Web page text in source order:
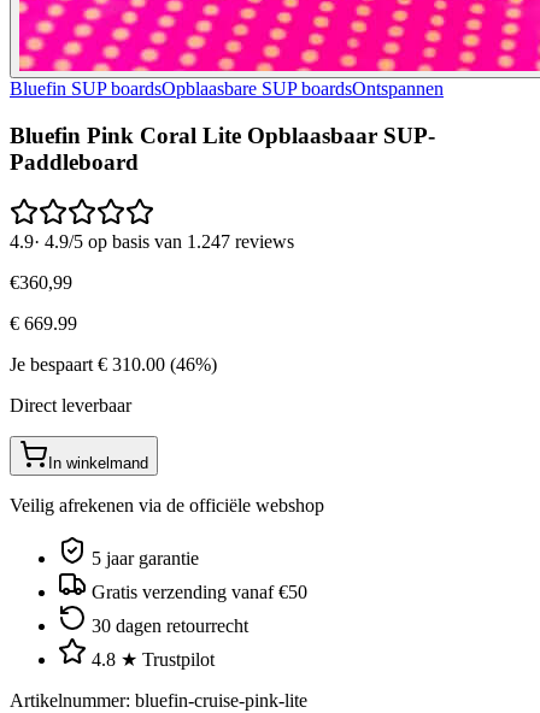
Bluefin SUP boardsOpblaasbare SUP boardsOntspannen
Bluefin Pink Coral Lite Opblaasbaar SUP-
Paddleboard
4.9· 4.9/5 op basis van 1.247 reviews
€360,99
€ 669.99
Je bespaart € 310.00 (46%)
Direct leverbaar
In winkelmand
Veilig afrekenen via de officiële webshop
5 jaar garantie
Gratis verzending vanaf €50
30 dagen retourrecht
4.8 ★ Trustpilot
Artikelnummer: bluefin-cruise-pink-lite